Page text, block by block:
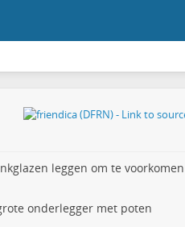
leggen om te voorkomen
onderlegger met poten